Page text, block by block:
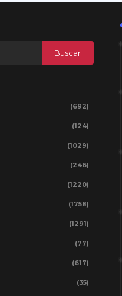
(692)
(124)
(1029)
(246)
(1220)
(1758)
(1291)
(77)
(617)
(35)